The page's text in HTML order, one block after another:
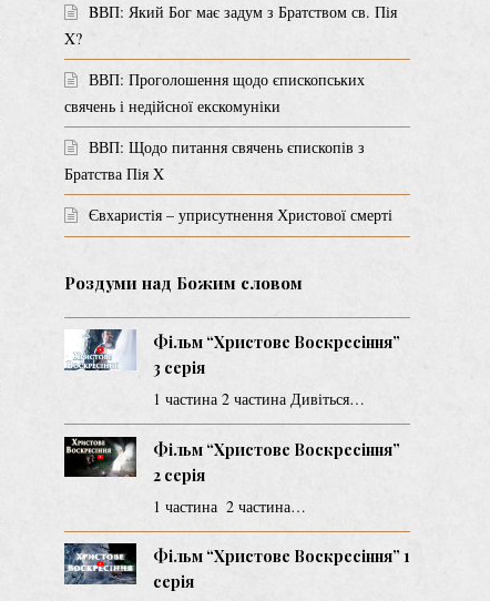
BВП: Який Бог має задум з Братством св. Пія
X?
ВВП: Проголошення щодо єпископських
свячень і недійсної екскомуніки
ВВП: Щодо питання свячень єпископів з
Братства Пія X
Євхаристія – уприсутнення Христової смерті
Роздуми над Божим словом
Фільм “Христове Воскресіння”
3 серія
1 частина 2 частина Дивіться…
Фільм “Христове Воскресіння”
2 серія
1 частина 2 частина…
Фільм “Христове Воскресіння” 1
серія